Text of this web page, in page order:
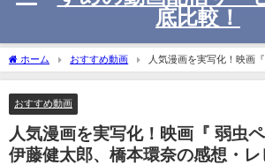
底比較！
ホーム おすすめ動画
人気漫画を実写化！映画
健太郎、橋本環奈の感想・レビュー・考察・ネタバレ要約
おすすめ動画
人気漫画を実写化！映画『 弱虫
伊藤健太郎、橋本環奈の感想・レ